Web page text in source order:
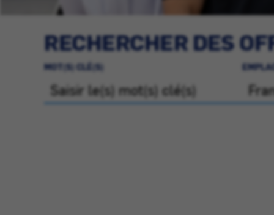
RECHERCHER DES
MOT(S) CLÉ(S)